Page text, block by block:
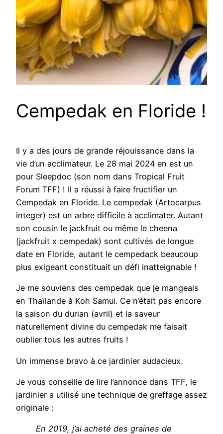
Cempedak en Floride !
Il y a des jours de grande réjouissance dans la
vie d’un acclimateur. Le 28 mai 2024 en est un
pour Sleepdoc (son nom dans Tropical Fruit
Forum TFF) ! Il a réussi à faire fructifier un
Cempedak en Floride. Le cempedak (Artocarpus
integer) est un arbre difficile à acclimater. Autant
son cousin le jackfruit ou même le cheena
(jackfruit x cempedak) sont cultivés de longue
date en Floride, autant le cempedack beaucoup
plus exigeant constituait un défi inatteignable !
Je me souviens des cempedak que je mangeais
en Thaïlande à Koh Samui. Ce n’était pas encore
la saison du durian (avril) et la saveur
naturellement divine du cempedak me faisait
oublier tous les autres fruits !
Un immense bravo à ce jardinier audacieux.
Je vous conseille de lire l’annonce dans TFF, le
jardinier a utilisé une technique de greffage assez
originale :
En 2019, j’ai acheté des graines de